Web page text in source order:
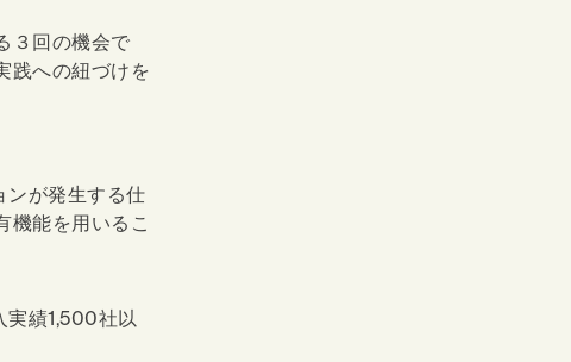
３回の機会で
践への紐づけを
ンが発生する仕
機能を用いるこ
実績1,500社以